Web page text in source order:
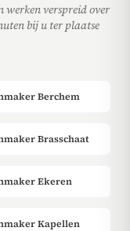
werken verspreid over
bij u ter plaatse
Berchem
Brasschaat
Ekeren
Kapellen